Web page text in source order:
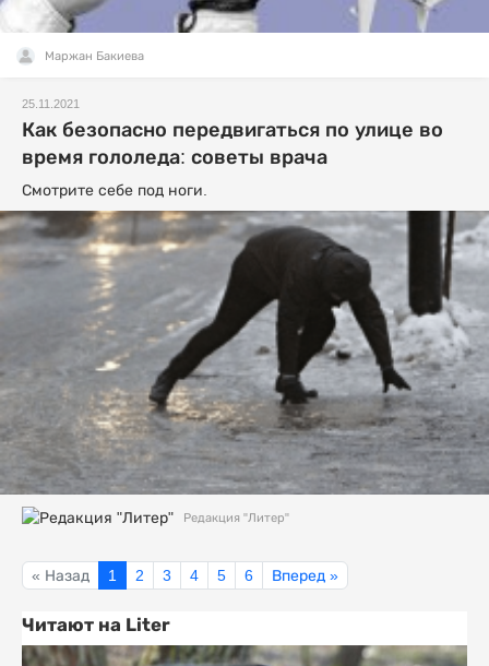
Маржан Бакиева
25.11.2021
Как безопасно передвигаться по улице во
время гололеда: советы врача
Смотрите себе под ноги.
Редакция "Литер"
« Назад 1 2 3 4 5 6 Вперед »
Читают на Liter